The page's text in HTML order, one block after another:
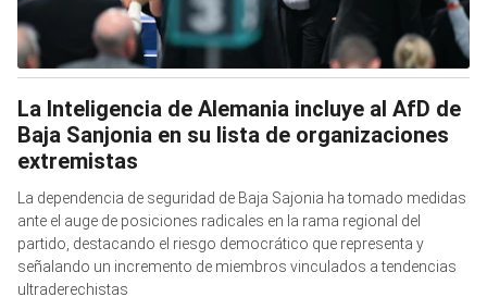
La Inteligencia de Alemania incluye al AfD de
Baja Sanjonia en su lista de organizaciones
extremistas
La dependencia de seguridad de Baja Sajonia ha tomado medidas
ante el auge de posiciones radicales en la rama regional del
partido, destacando el riesgo democrático que representa y
señalando un incremento de miembros vinculados a tendencias
ultraderechistas